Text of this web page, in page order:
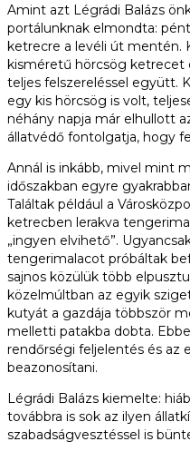
Amint azt Légrádi Balázs
portálunknak elmondta:
ketrecre a levéli út mentén.
kisméretű hörcsög ketrecet
teljes felszereléssel együtt.
egy kis hörcsög is volt,
néhány napja már elhullott
állatvédő fontolgatja, hogy
Annál is inkább, mivel mint
időszakban egyre
Találtak például a
ketrecben lerakva
„ingyen elvihető”.
tengerimalacot próbáltak
sajnos közülük több
közelmúltban az egyik
kutyát a gazdája többször
melletti patakba dobta.
rendőrségi feljelentés és az
beazonosítani.
Légrádi Balázs kiemelte:
továbbra is sok az ilyen
szabadságvesztéssel is